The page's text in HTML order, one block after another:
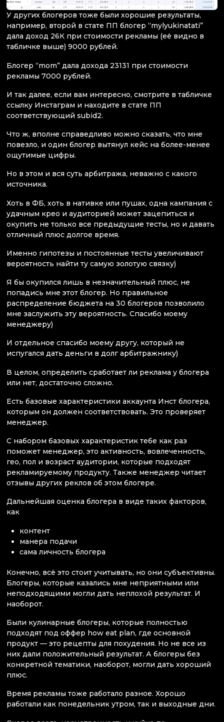
У других блогеров тоже были хорошие результаты,
например, второй в стате ПП блогер “mylyukinatati”
дала доход 26К при стоимости рекламы (её видно в
табличке выше) 9000 рублей.
Блогер “mom” дала дохода 23131 при стоимости
рекламы 7000 рублей.
И так далее, если вам интересно, смотрите в табличке
ссылку Инстаграм и находите в стате ПП
соответствующий subid2.
Что ж, вполне справедливо можно сказать, что мне
повезло, и один блогер вытянул кейс на более-менее
ощутимые цифры.
Но в этом и вся суть арбитража, неважно с какого
источника.
Хоть в ФБ, хоть в нативке или пушах, одна кампания с
удачным крео и аудиторией может зацепиться и
окупить не только все предыдущие тесты, но и давать
отличный плюс долгое время.
Именно гипотезы и постоянные тесты увеличивают
вероятность найти ту самую золотую связку)
Я бы окупился лишь в незначительный плюс, не
попадись мне этот блогер. Но правильное
распределение бюджета на 30 блогеров позволило
мне заслужить эту вероятность. Спасибо моему
менеджеру)
И отдельное спасибо моему другу, который не
испугался дать деньги в долг арбитражнику)
В целом, определить сработает ли реклама у блогера
или нет, достаточно сложно.
Есть базовые характеристики аккаунта Инст блогера,
которым он должен соответствовать. Это проверяет
менеджер.
С набором базовых характеристик тебе как раз
поможет менеджер, это активность, вовлеченность,
гео, пол и возраст аудитории, которые подходят
рекламируемому продукту. Также менеджер читает
отзывы других реклов об этом блогере.
Дальнейшая оценка блогера в виде таких факторов,
как
контент
манера подачи
сама личность блогера
Конечно, всё это стоит учитывать, но они субъективны.
Блогеры, которые казались мне неприятными или
неподходящими могли дать неплохой результат. И
наоборот.
Были кулинарные блогеры, которые полностью
подходят под оффер how eat plan, где основной
продукт — это рецепты для похудения. Но не все из
них дали положительный результат. А блогеры без
конкретной тематики, наоборот, могли дать хороший
плюс.
Время рекламы тоже работало разное. Хорошо
работали как понедельник утром, так и выходные дни.